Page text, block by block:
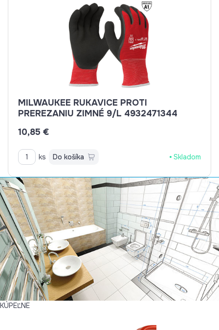
MILWAUKEE RUKAVICE PROTI
PREREZANIU ZIMNÉ 9/L 4932471344
10,85 €
ks Do košíka Skladom
KÚPEĽNE